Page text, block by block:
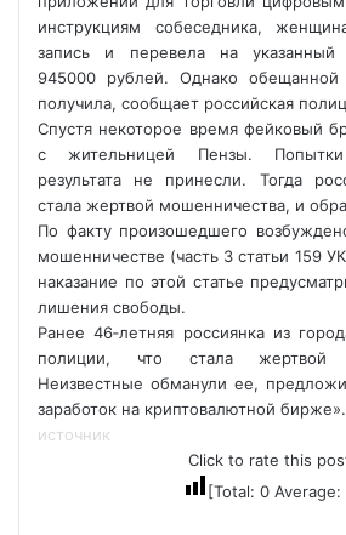
инструкциям собеседника,
запись и перевела на указанный
945000 рублей. Однако
получила, сообщает российская
Спустя некоторое время фейковый
с жительницей Пензы.
результата не принесли. Тогда
стала жертвой мошенничества, и
По факту произошедшего
мошенничестве (часть 3 статьи 159
наказание по этой статье
лишения свободы.
Ранее 46‑летняя россиянка из
полиции, что стала жертвой
Неизвестные обманули ее,
заработок на криптовалютной бирже».
источник
Click to rate this
[Total: 0Average: